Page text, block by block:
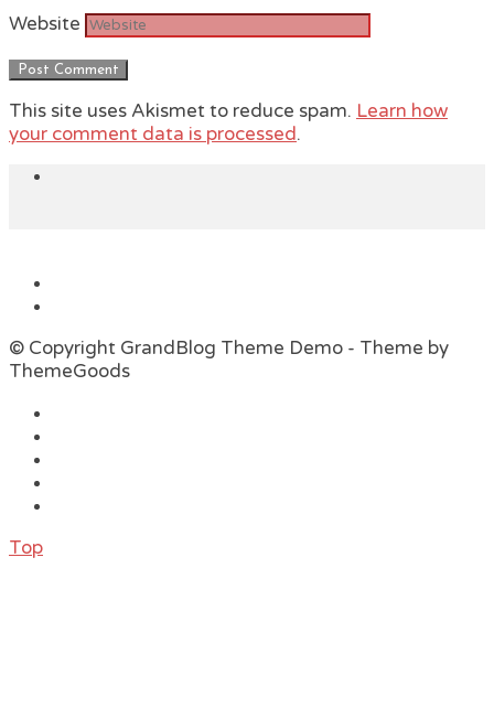
Website
This site uses Akismet to reduce spam. Learn how
your comment data is processed.
© Copyright GrandBlog Theme Demo - Theme by
ThemeGoods
Top